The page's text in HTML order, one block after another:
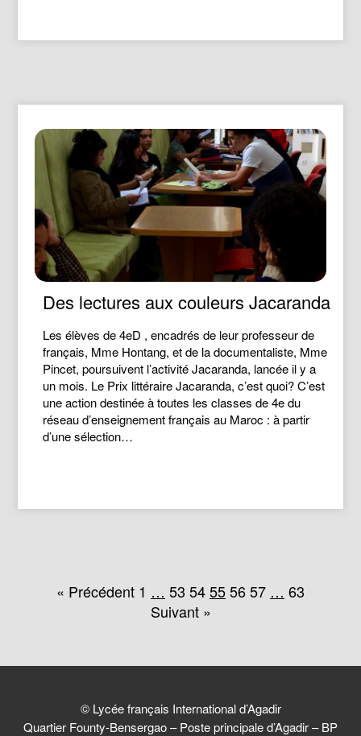
Des lectures aux couleurs Jacaranda
Les élèves de 4eD , encadrés de leur professeur de
français, Mme Hontang, et de la documentaliste, Mme
Pincet, poursuivent l’activité Jacaranda, lancée il y a
un mois. Le Prix littéraire Jacaranda, c’est quoi? C’est
une action destinée à toutes les classes de 4e du
réseau d’enseignement français au Maroc : à partir
d’une sélection…
« Précédent 1 … 53 54555657 … 63
Suivant »
© Lycée français International d’Agadir
Quartier Founty-Bensergao – Poste principale d’Agadir – BP